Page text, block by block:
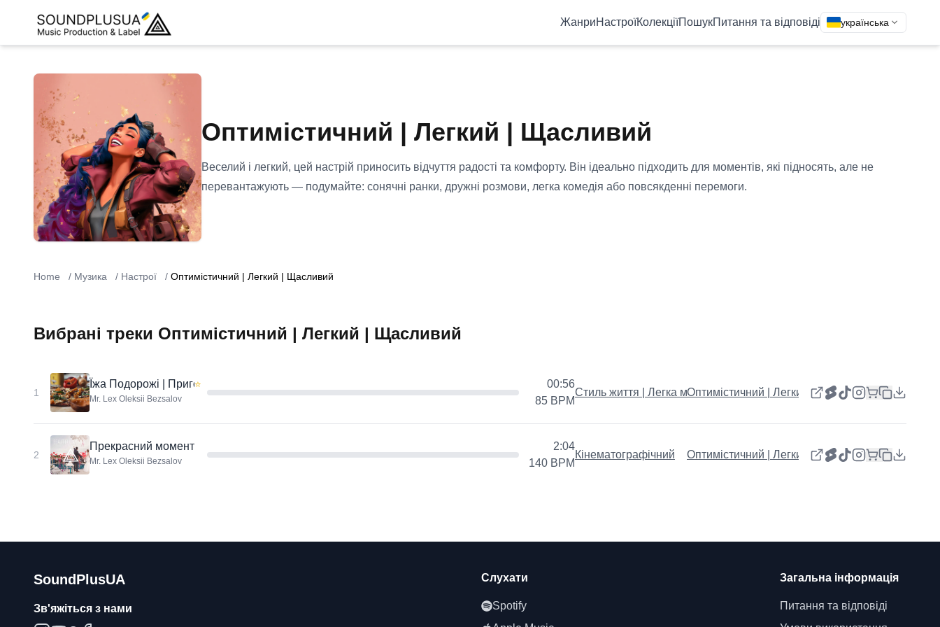
ЖанриНастроїКолекціїПошукПитання та відповіді українська
Оптимістичний | Легкий | Щасливий
Веселий і легкий, цей настрій приносить відчуття радості та комфорту. Він ідеально підходить для моментів, які підносять, але не
перевантажують — подумайте: сонячні ранки, дружні розмови, легка комедія або повсякденні перемоги.
Home / Музика / Настрої / Оптимістичний | Легкий | Щасливий
Вибрані треки Оптимістичний | Легкий | Щасливий
1
Їжа Подорожі | Приготування їжі | Кухня
⭐
Mr. Lex Oleksii Bezsalov
00:56
85 BPM
Стиль життя | Легка музика | Щоденні влоги
Оптимістичний | Легкий | Щасливий
2
Прекрасний момент
Mr. Lex Oleksii Bezsalov
2:04
140 BPM
Кінематографічний Оптимістичний | Легкий | Щасливий
SoundPlusUA
Зв'яжіться з нами
Слухати
Spotify
Загальна інформація
Питання та відповіді